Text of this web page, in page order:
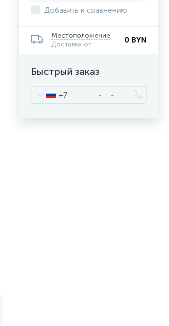
Добавить к сравнению
Местоположение
Доставка от
0 BYN
Быстрый заказ
+7